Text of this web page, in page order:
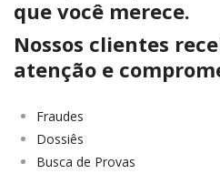
que você merece.
Nossos clientes
atenção e
Fraudes
Dossiês
Busca de Provas